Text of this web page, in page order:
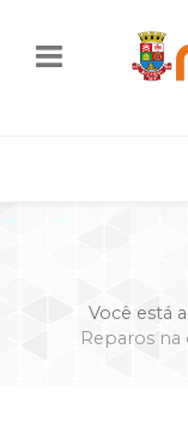
Você está
Reparos na